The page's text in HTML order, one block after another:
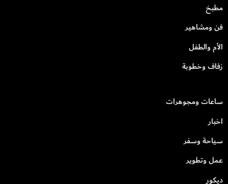
مطبخ
فن ومشاهير
الأم والطفل
زفاف وخطوبة
ساعات ومجوهرات
اخبار
سياحة وسفر
عمل وتطوير
ديكور